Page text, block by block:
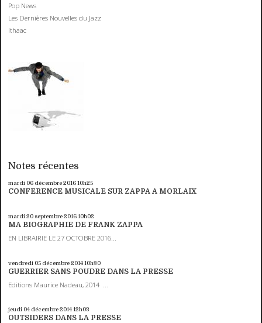
Pop News
Les Dernières Nouvelles du Jazz
Ithaac
Notes récentes
mardi 06 décembre 201610h25
CONFERENCE MUSICALE SUR ZAPPA A MORLAIX
mardi 20 septembre 201610h02
MA BIOGRAPHIE DE FRANK ZAPPA
EN LIBRAIRIE LE 27 OCTOBRE 2016...
vendredi 05 décembre 201410h30
GUERRIER SANS POUDRE DANS LA PRESSE
Editions Maurice Nadeau, 2014 ...
jeudi 04 décembre 201412h03
OUTSIDERS DANS LA PRESSE